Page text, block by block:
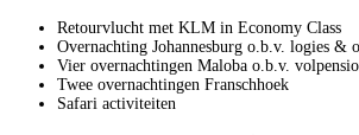
Retourvlucht met KLM in Economy Class
Overnachting Johannesburg o.b.v. logies &
Vier overnachtingen Maloba o.b.v.
Twee overnachtingen Franschhoek
Safari activiteiten